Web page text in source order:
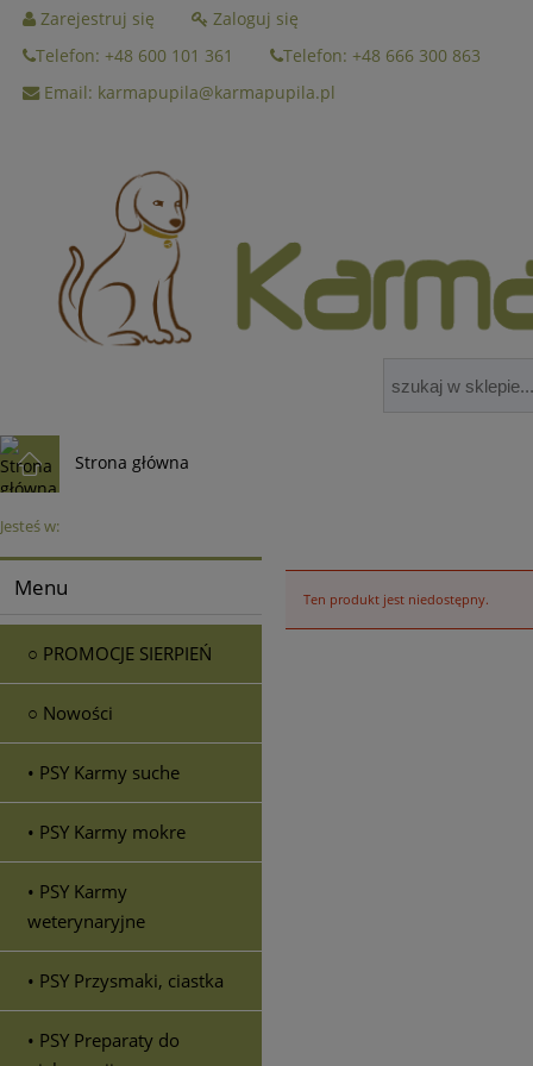
Zarejestruj się
Zaloguj się
Telefon: +48 600 101 361
Telefon: +48 666 300 863
Email: karmapupila@karmapupila.pl
Strona główna
Jesteś w:
Menu
○ PROMOCJE SIERPIEŃ
○ Nowości
• PSY Karmy suche
• PSY Karmy mokre
• PSY Karmy
weterynaryjne
• PSY Przysmaki, ciastka
• PSY Preparaty do
Ten produkt jest niedostępny.